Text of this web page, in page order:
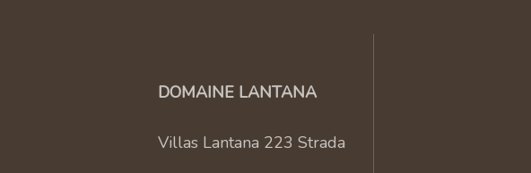
DOMAINE LANTANA
Villas Lantana 223 Strada